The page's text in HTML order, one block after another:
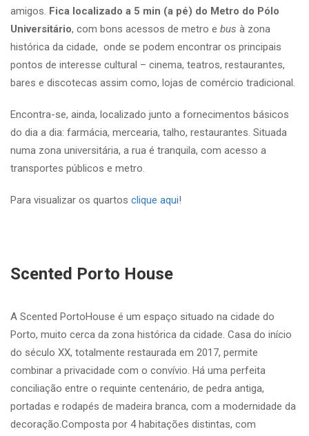
amigos. Fica localizado a 5 min (a pé) do Metro do Pólo
Universitário, com bons acessos de metro e bus à zona
histórica da cidade, onde se podem encontrar os principais
pontos de interesse cultural – cinema, teatros, restaurantes,
bares e discotecas assim como, lojas de comércio tradicional.
Encontra-se, ainda, localizado junto a fornecimentos básicos
do dia a dia: farmácia, mercearia, talho, restaurantes. Situada
numa zona universitária, a rua é tranquila, com acesso a
transportes públicos e metro.
Para visualizar os quartos clique aqui!
Scented Porto House
A Scented PortoHouse é um espaço situado na cidade do
Porto, muito cerca da zona histórica da cidade. Casa do início
do século XX, totalmente restaurada em 2017, permite
combinar a privacidade com o convívio. Há uma perfeita
conciliação entre o requinte centenário, de pedra antiga,
portadas e rodapés de madeira branca, com a modernidade da
decoração.Composta por 4 habitações distintas, com